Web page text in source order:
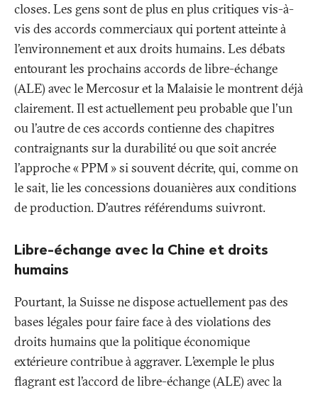
closes. Les gens sont de plus en plus critiques vis-à-
vis des accords commerciaux qui portent atteinte à
l'environnement et aux droits humains. Les débats
entourant les prochains accords de libre-échange
(ALE) avec le Mercosur et la Malaisie le montrent déjà
clairement. Il est actuellement peu probable que l'un
ou l'autre de ces accords contienne des chapitres
contraignants sur la durabilité ou que soit ancrée
l'approche «PPM» si souvent décrite, qui, comme on
le sait, lie les concessions douanières aux conditions
de production. D'autres référendums suivront.
Libre-échange avec la Chine et droits
humains
Pourtant, la Suisse ne dispose actuellement pas des
bases légales pour faire face à des violations des
droits humains que la politique économique
extérieure contribue à aggraver. L’exemple le plus
flagrant est l’accord de libre-échange (ALE) avec la